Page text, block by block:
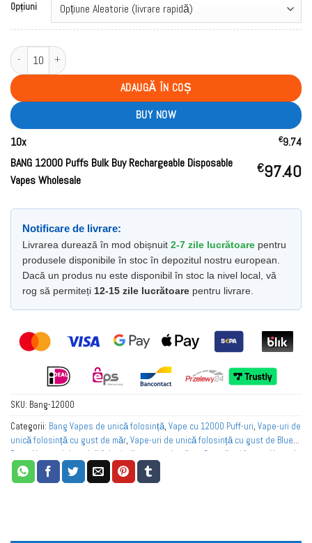
Opțiuni
Cantitate BANG 12000 Puffs Bulk Buy Rechargeable Disposable Vapes
ADAUGĂ ÎN COȘ
BUY NOW
10x €9.74
BANG 12000 Puffs Bulk Buy Rechargeable Disposable
Vapes Wholesale
€97.40
Notificare de livrare:
Livrarea durează în mod obișnuit 2-7 zile lucrătoare pentru
produsele disponibile în stoc în depozitul nostru european.
Dacă un produs nu este disponibil în stoc la nivel local, vă
rog să permiteți 12-15 zile lucrătoare pentru livrare.
SKU: Bang-12000
Categorii: Bang Vapes de unică folosință, Vape cu 12000 Puff-uri, Vape-uri de
unică folosință cu gust de măr, Vape-uri de unică folosință cu gust de Blue
Razz
Vape-uri de unică folosință cu gust de afine
Cumpărați în vrac Vape de
unică folosință în Austria
Cumpărați în vrac Vape de unică folosință în
Belgia,Cumpărați în vrac vape de unică folosință în Europa